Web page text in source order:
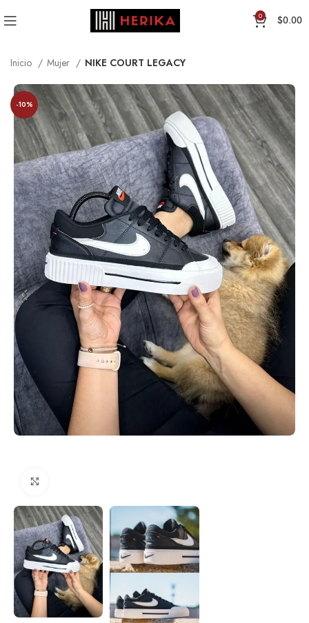
0 $0.00
Inicio Mujer NIKE COURT LEGACY
-10%